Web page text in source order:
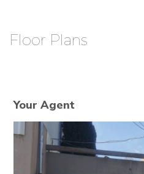
Floor Plans
Your Agent